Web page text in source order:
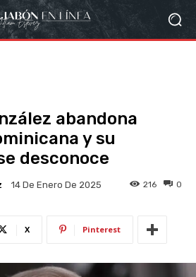
abandona
y su
desconoce
14 De Enero De 2025 0
216
X Pinterest